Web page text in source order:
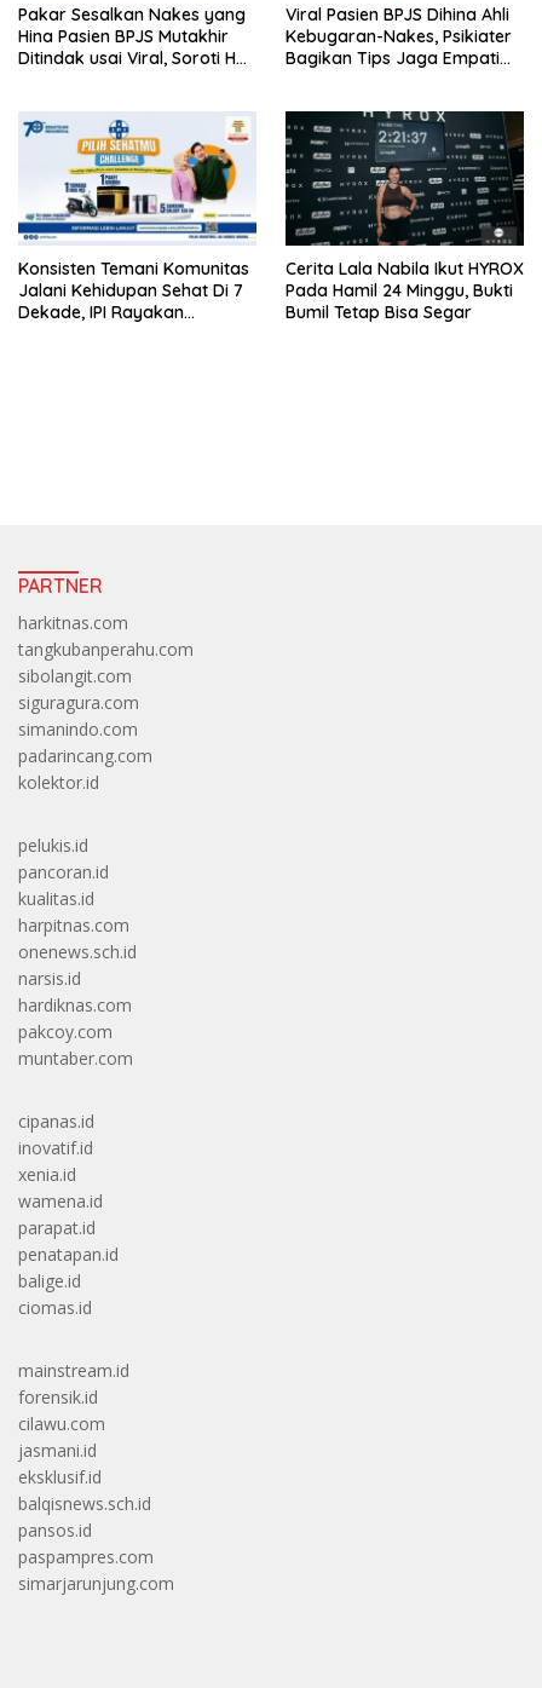
Pakar Sesalkan Nakes yang
Hina Pasien BPJS Mutakhir
Ditindak usai Viral, Soroti Hal
Viral Pasien BPJS Dihina Ahli
Kebugaran-Nakes, Psikiater
Bagikan Tips Jaga Empati
Konsisten Temani Komunitas
Jalani Kehidupan Sehat Di 7
Dekade, IPI Rayakan
Cerita Lala Nabila Ikut HYROX
Pada Hamil 24 Minggu, Bukti
Bumil Tetap Bisa Segar
PARTNER
harkitnas.com
tangkubanperahu.com
sibolangit.com
siguragura.com
simanindo.com
padarincang.com
kolektor.id
pelukis.id
pancoran.id
kualitas.id
harpitnas.com
onenews.sch.id
narsis.id
hardiknas.com
pakcoy.com
muntaber.com
cipanas.id
inovatif.id
xenia.id
wamena.id
parapat.id
penatapan.id
balige.id
ciomas.id
mainstream.id
forensik.id
cilawu.com
jasmani.id
eksklusif.id
balqisnews.sch.id
pansos.id
paspampres.com
simarjarunjung.com